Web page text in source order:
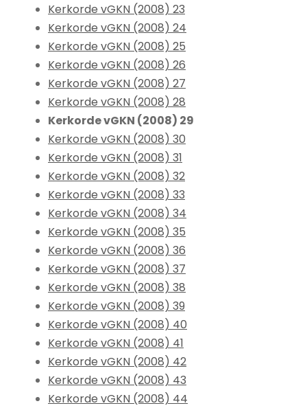
Kerkorde vGKN (2008) 23
Kerkorde vGKN (2008) 24
Kerkorde vGKN (2008) 25
Kerkorde vGKN (2008) 26
Kerkorde vGKN (2008) 27
Kerkorde vGKN (2008) 28
Kerkorde vGKN (2008) 29
Kerkorde vGKN (2008) 30
Kerkorde vGKN (2008) 31
Kerkorde vGKN (2008) 32
Kerkorde vGKN (2008) 33
Kerkorde vGKN (2008) 34
Kerkorde vGKN (2008) 35
Kerkorde vGKN (2008) 36
Kerkorde vGKN (2008) 37
Kerkorde vGKN (2008) 38
Kerkorde vGKN (2008) 39
Kerkorde vGKN (2008) 40
Kerkorde vGKN (2008) 41
Kerkorde vGKN (2008) 42
Kerkorde vGKN (2008) 43
Kerkorde vGKN (2008) 44